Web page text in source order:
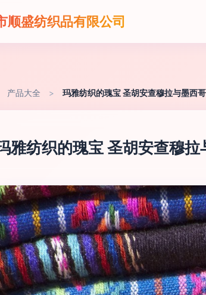
顺盛纺织品有限公司
产品大全 > 玛雅纺织的瑰宝 圣胡安查穆拉与墨西
雅纺织的瑰宝 圣胡安查穆